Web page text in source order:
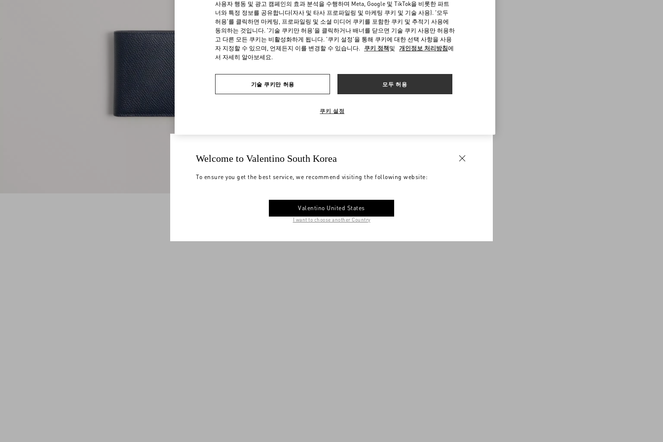
Welcome to Valentino South Korea
To ensure you get the best service, we recommend visiting the following website:
Valentino United States
I want to choose another Country
사용자 행동 및 광고 캠페인의 효과 분석을 수행하며 Meta, Google 및 TikTok을 비롯한 파트
너와 특정 정보를 공유합니다(자사 및 타사 프로파일링 및 마케팅 쿠키 및 기술 사용). '모두
허용'를 클릭하면 마케팅, 프로파일링 및 소셜 미디어 쿠키를 포함한 쿠키 및 추적기 사용에
동의하는 것입니다. '기술 쿠키만 허용'을 클릭하거나 배너를 닫으면 기술 쿠키 사용만 허용하
고 다른 모든 쿠키는 비활성화하게 됩니다. '쿠키 설정'을 통해 쿠키에 대한 선택 사항을 사용
자 지정할 수 있으며, 언제든지 이를 변경할 수 있습니다. 쿠키 정책및 개인정보 처리방침에
서 자세히 알아보세요.
기술 쿠키만 허용 모두 허용
쿠키 설정